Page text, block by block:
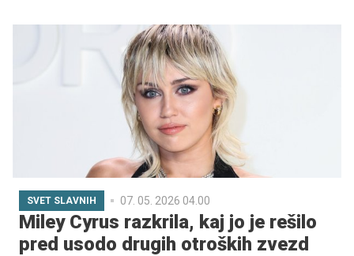
postajajo močnejši in večji, pa je pomembno, da jih učimo
samoregulacije čustev in obvladovanja izbruhov ali
morebitne agresije.
SVET SLAVNIH 07. 05. 2026 04.00
Miley Cyrus razkrila, kaj jo je rešilo
pred usodo drugih otroških zvezd